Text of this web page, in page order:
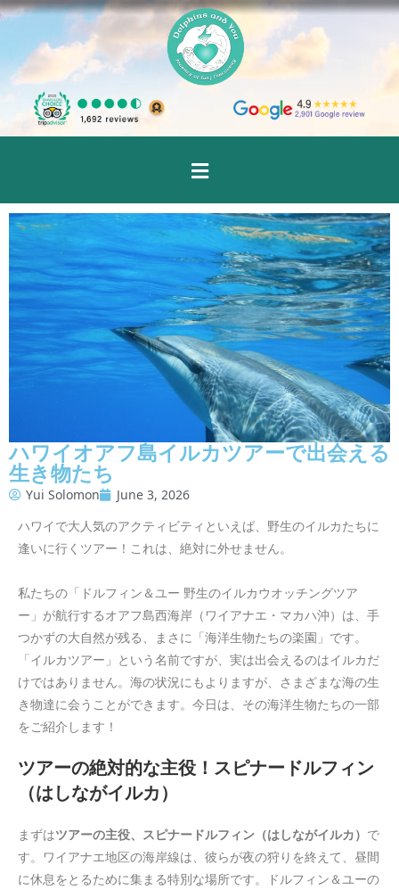
ハワイオアフ島イルカツアーで出会える
生き物たち
Yui Solomon
June 3, 2026
ハワイで大人気のアクティビティといえば、野生のイルカたちに
逢いに行くツアー！これは、絶対に外せません。
私たちの「ドルフィン＆ユー 野生のイルカウオッチングツア
ー」が航行するオアフ島西海岸（ワイアナエ・マカハ沖）は、手
つかずの大自然が残る、まさに「海洋生物たちの楽園」です。
「イルカツアー」という名前ですが、実は出会えるのはイルカだ
けではありません。海の状況にもよりますが、さまざまな海の生
き物達に会うことができます。今日は、その海洋生物たちの一部
をご紹介します！
ツアーの絶対的な主役！スピナードルフィン
（はしながイルカ）
まずはツアーの主役、スピナードルフィン（はしながイルカ） で
す。ワイアナエ地区の海岸線は、彼らが夜の狩りを終えて、昼間
に休息をとるために集まる特別な場所です。ドルフィン＆ユーの